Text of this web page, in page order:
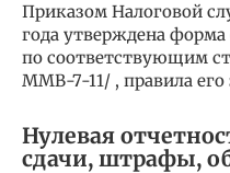
Приказом Налоговой
года утверждена форма
по соответствующим
ММВ-7-11/ , правила его
Нулевая
сдачи, штрафы,